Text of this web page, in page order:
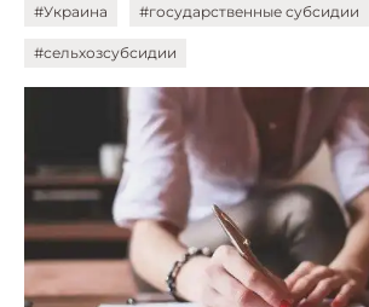
#Украина #государственные субсидии
#сельхозсубсидии